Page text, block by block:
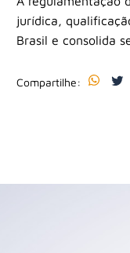
jurídica,
Brasil e consolida
Compartilhe: